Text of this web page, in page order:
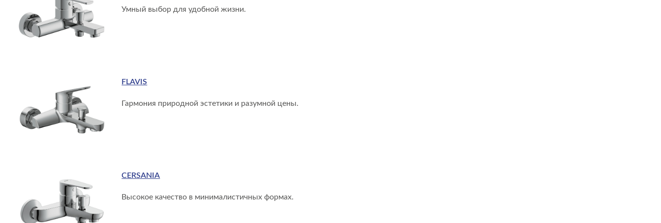
Умный выбор для удобной жизни.
FLAVIS
Гармония природной эстетики и разумной цены.
CERSANIA
Высокое качество в минималистичных формах.